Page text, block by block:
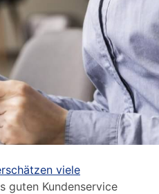
viele
guten Kundenservice